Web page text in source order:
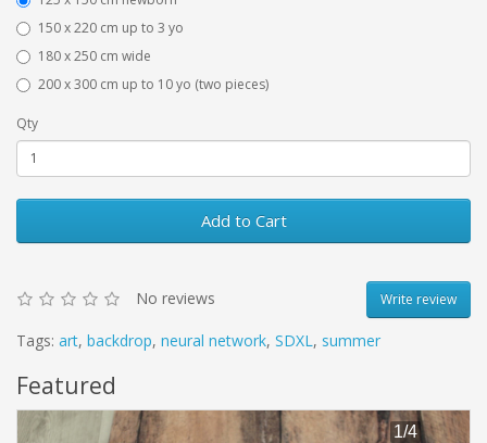
150 x 220 cm up to 3 yo
180 x 250 cm wide
200 x 300 cm up to 10 yo (two pieces)
Qty
Add to Cart
No reviews Write review
Tags: art, backdrop, neural network, SDXL, summer
Featured